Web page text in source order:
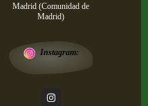
Madrid (Comunidad de
Madrid)
Instagram: